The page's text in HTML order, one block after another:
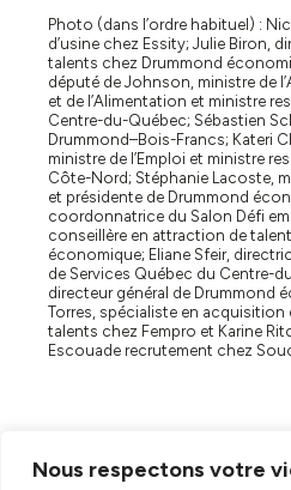
Nous respectons votre
Photo (dans l’ordre habituel) :
d’usine chez Essity; Julie Biron,
talents chez Drummond
député de Johnson, ministre de
et de l’Alimentation et ministre
Centre-du-Québec; Sébastien
Drummond–Bois-Francs; Kateri
ministre de l’Emploi et ministre
Côte-Nord; Stéphanie Lacoste,
et présidente de Drummond
coordonnatrice du Salon Défi
conseillère en attraction de
économique; Eliane Sfeir,
de Services Québec du Centre-
directeur général de Drummond
Torres, spécialiste en
talents chez Fempro et Karine
Escouade recrutement chez